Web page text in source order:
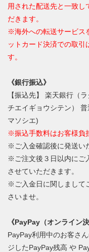
用された配送先と一致し
だきます。
※海外への転送サービス
ットカード決済での取引
す。
《銀行振込》
【振込先】 楽天銀行（
チエイギョウシテン）
マソシエ)
※振込手数料はお客様負
※ご入金確認後に発送い
※ご注文後３日以内にご
させていただきます。
※ご入金日に関しまして
さいませ。
《PayPay（オンライン決
PayPay利用中のお客さ
ジしたPayPay残高 や